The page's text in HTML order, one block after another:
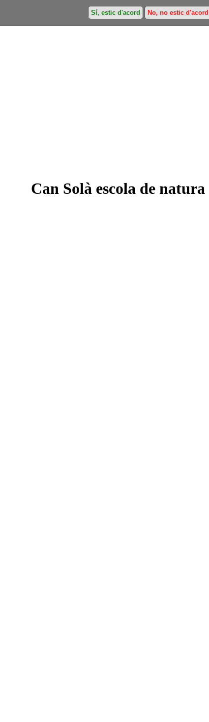
Sí, estic d'acord No, no estic d'acord
Can Solà escola de natura